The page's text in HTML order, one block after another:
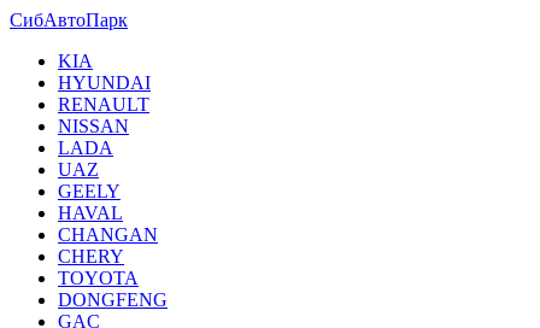
СибАвтоПарк
KIA
HYUNDAI
RENAULT
NISSAN
LADA
UAZ
GEELY
HAVAL
CHANGAN
CHERY
TOYOTA
DONGFENG
GAC